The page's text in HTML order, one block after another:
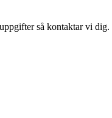
så kontaktar vi dig.